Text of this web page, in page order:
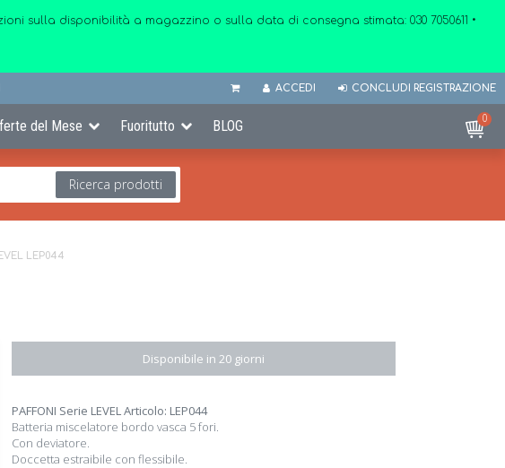
sulla disponibilità a magazzino o sulla data di consegna stimata: 030 7050611 •
ACCEDI CONCLUDI REGISTRAZIONE
del Mese Fuoritutto BLOG 0
Ricerca prodotti
LEP044
Disponibile in 20 giorni
PAFFONI Serie LEVEL Articolo: LEP044
Batteria miscelatore bordo vasca 5 fori.
Con deviatore.
Doccetta estraibile con flessibile.